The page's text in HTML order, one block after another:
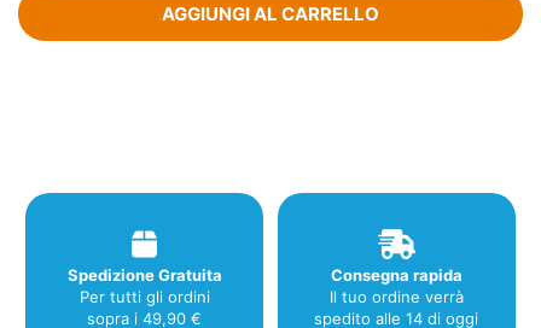
a
Base
AGGIUNGI AL CARRELLO
Spedizione Gratuita
Per tutti gli ordini
sopra i 49,90 €
Consegna rapida
Il tuo ordine verrà
spedito alle 14 di oggi